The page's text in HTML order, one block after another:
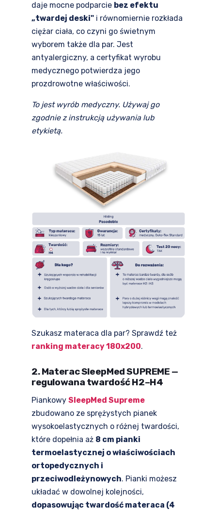
daje mocne podparcie bez efektu
„twardej deski" i równomiernie rozkłada
ciężar ciała, co czyni go świetnym
wyborem także dla par. Jest
antyalergiczny, a certyfikat wyrobu
medycznego potwierdza jego
prozdrowotne właściwości.
To jest wyrób medyczny. Używaj go
zgodnie z instrukcją używania lub
etykietą.
Szukasz materaca dla par? Sprawdź też
ranking materacy 180x200.
2. Materac SleepMed SUPREME —
regulowana twardość H2–H4
Piankowy SleepMed Supreme
zbudowano ze sprężystych pianek
wysokoelastycznych o różnej twardości,
które dopełnia aż 8 cm pianki
termoelastycznej o właściwościach
ortopedycznych i
przeciwodleżynowych. Pianki możesz
układać w dowolnej kolejności,
dopasowując twardość materaca (4